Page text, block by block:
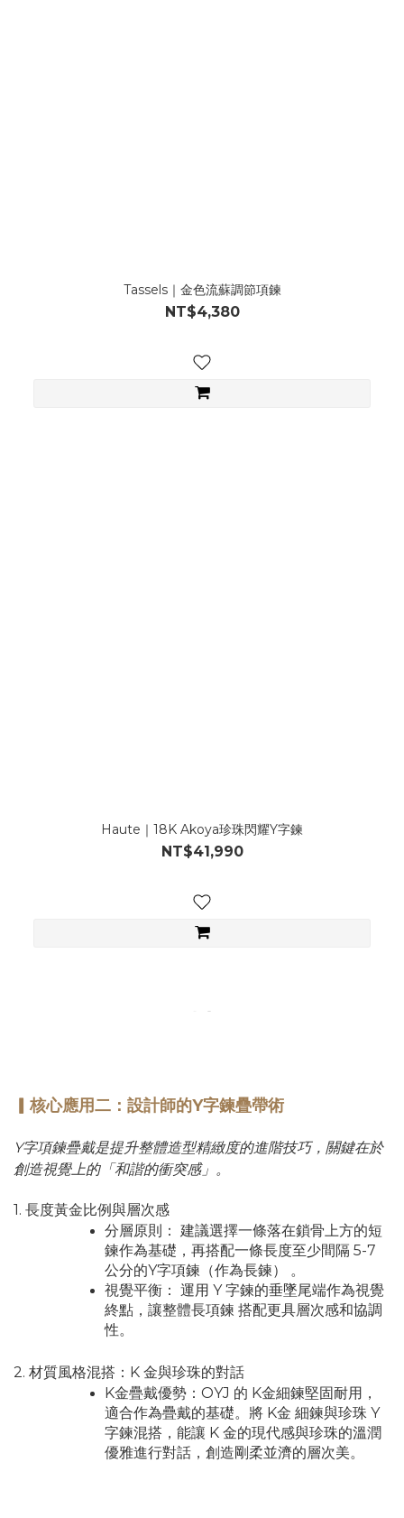
Tassels｜金色流蘇調節項鍊
NT$4,380
Haute｜18K Akoya珍珠閃耀Y字鍊
NT$41,990
▎核心應用二：設計師的Y字鍊疊帶術
Y字項鍊疊戴是提升整體造型精緻度的進階技巧，關鍵在於
創造視覺上的「和諧的衝突感」。
1. 長度黃金比例與層次感
分層原則： 建議選擇一條落在鎖骨上方的短
鍊作為基礎，再搭配一條長度至少間隔 5-7
公分的Y字項鍊（作為長鍊） 。
視覺平衡： 運用 Y 字鍊的垂墜尾端作為視覺
終點，讓整體長項鍊 搭配更具層次感和協調
性。
2. 材質風格混搭：K 金與珍珠的對話
K金疊戴優勢：OYJ 的 K金細鍊堅固耐用，
適合作為疊戴的基礎。將 K金 細鍊與珍珠 Y
字鍊混搭，能讓 K 金的現代感與珍珠的溫潤
優雅進行對話，創造剛柔並濟的層次美。